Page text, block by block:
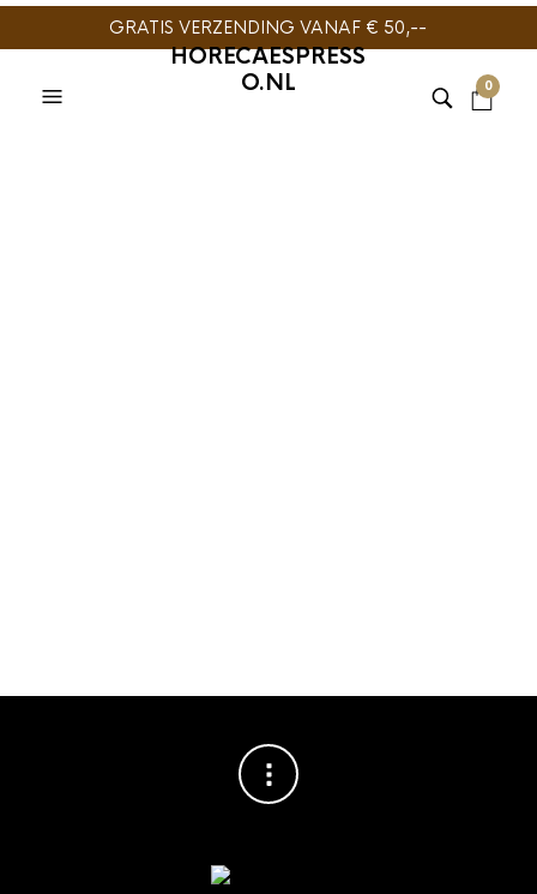
GRATIS VERZENDING VANAF € 50,--
HORECAESPRESS
O.NL
0